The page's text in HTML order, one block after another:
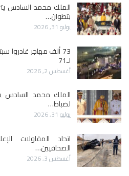
الملك محمد السادس
بتطوان…
يوليو 31, 2026
73 ألف مهاجر غادروا
لـ71
أغسطس 2, 2026
الملك محمد السادس
لضباط…
يوليو 31, 2026
اتحاد المقاولات
الصحافيين…
أغسطس 3, 2026